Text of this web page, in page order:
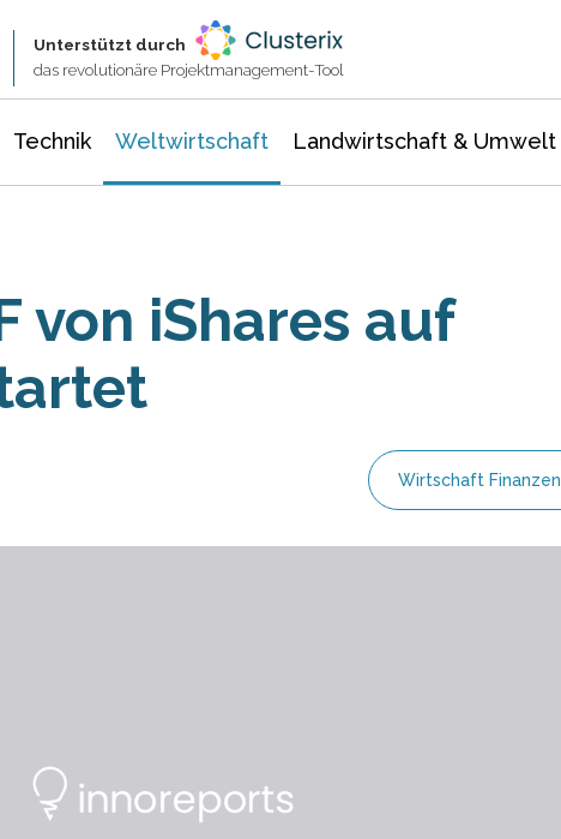
Unterstützt durch
das revolutionäre Projektmanagement-Tool
Technik Weltwirtschaft Landwirtschaft & Umwelt
von iShares auf
Wirtschaft Finanzen